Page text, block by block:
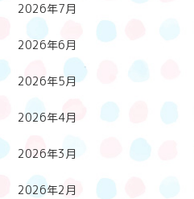
2026年7月
2026年6月
2026年5月
2026年4月
2026年3月
2026年2月